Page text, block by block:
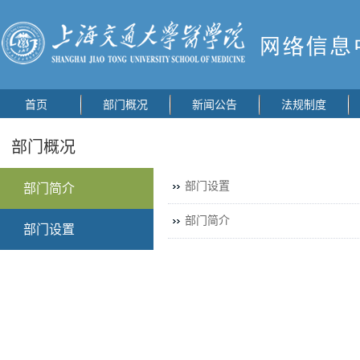
首页 部门概况 新闻公告 法规制度
部门简介
部门设置
部门概况
部门设置
部门简介